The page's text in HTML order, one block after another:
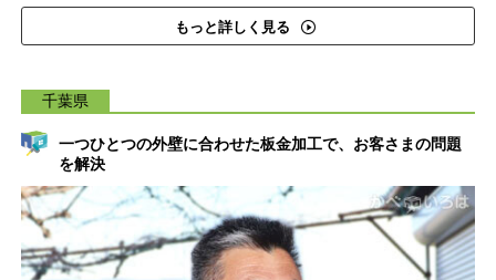
もっと詳しく見る
千葉県
一つひとつの外壁に合わせた板金加工で、お客さまの問題
を解決